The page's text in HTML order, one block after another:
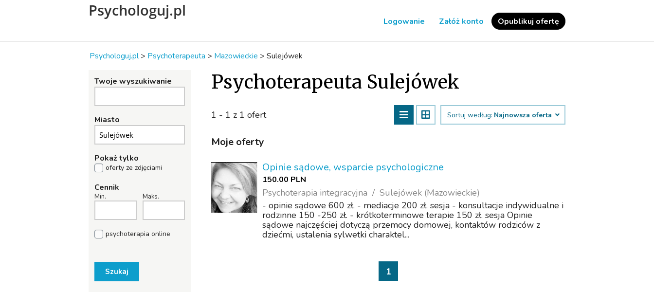
Psychologuj.pl
Logowanie Załóż konto Opublikuj ofertę
Psychologuj.pl > Psychoterapeuta > Mazowieckie > Sulejówek
Twoje wyszukiwanie
Miasto
Pokaż tylko
oferty ze zdjęciami
Cennik
Min. Maks.
psychoterapia online
Szukaj
Psychoterapeuta Sulejówek
1 - 1 z 1 ofert Sortuj według: Najnowsza oferta
Moje oferty
Opinie sądowe, wsparcie psychologiczne
150.00 PLN
Psychoterapia integracyjna
Sulejówek (Mazowieckie)
- opinie sądowe 600 zł. - mediacje 200 zł. sesja - konsultacje indywidualne i
rodzinne 150 -250 zł. - krótkoterminowe terapie 150 zł. sesja Opinie
sądowe najczęściej dotyczą przemocy domowej, kontaktów rodziców z
dziećmi, ustalenia sylwetki charaktel...
1